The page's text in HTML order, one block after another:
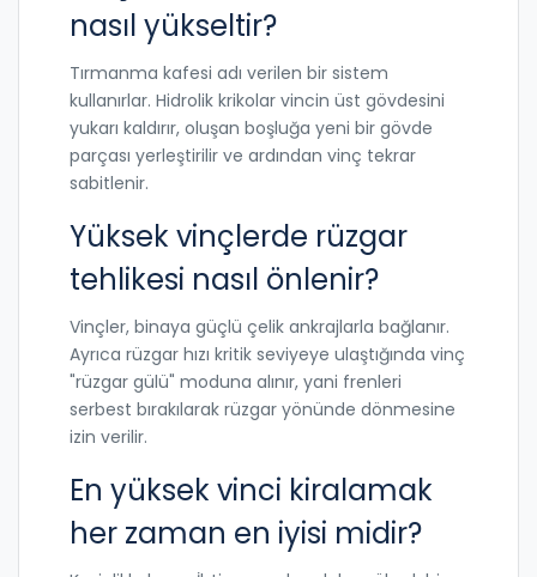
nasıl yükseltir?
Tırmanma kafesi adı verilen bir sistem
kullanırlar. Hidrolik krikolar vincin üst gövdesini
yukarı kaldırır, oluşan boşluğa yeni bir gövde
parçası yerleştirilir ve ardından vinç tekrar
sabitlenir.
Yüksek vinçlerde rüzgar
tehlikesi nasıl önlenir?
Vinçler, binaya güçlü çelik ankrajlarla bağlanır.
Ayrıca rüzgar hızı kritik seviyeye ulaştığında vinç
"rüzgar gülü" moduna alınır, yani frenleri
serbest bırakılarak rüzgar yönünde dönmesine
izin verilir.
En yüksek vinci kiralamak
her zaman en iyisi midir?